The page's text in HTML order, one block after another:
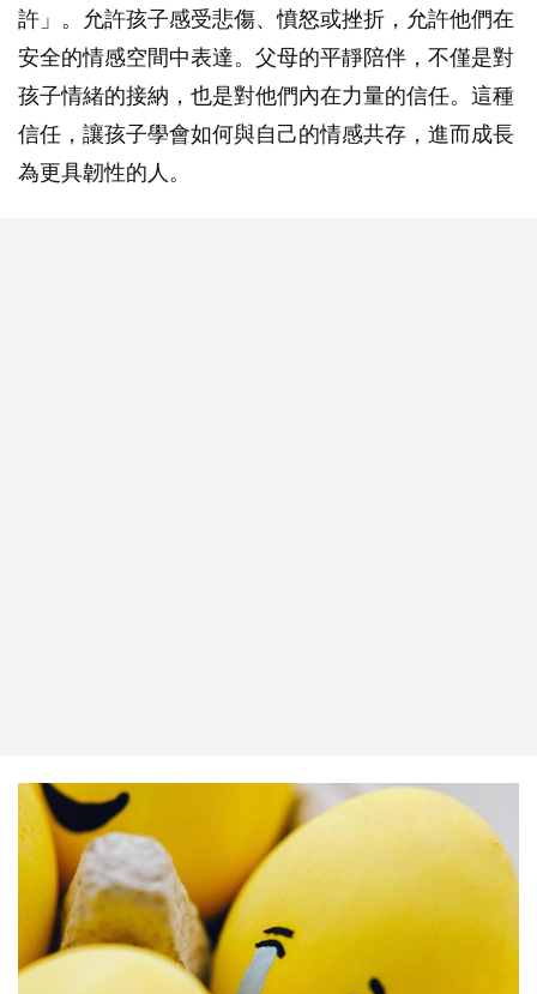
許」。允許孩子感受悲傷、憤怒或挫折，允許他們在
安全的情感空間中表達。父母的平靜陪伴，不僅是對
孩子情緒的接納，也是對他們內在力量的信任。這種
信任，讓孩子學會如何與自己的情感共存，進而成長
為更具韌性的人。